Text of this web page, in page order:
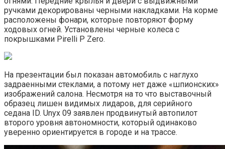
ручками декорированы черными накладками. На корме
расположены фонари, которые повторяют форму
ходовых огней. Установлены черные колеса с
покрышками Pirelli P Zero.
На презентации был показан автомобиль с наглухо
задраенными стеклами, а потому нет даже «шпионских»
изображений салона. Несмотря на то что выставочный
образец лишен видимых лидаров, для серийного
седана ID. Unyx 09 заявлен продвинутый автопилот
второго уровня автономности, который одинаково
уверенно ориентируется в городе и на трассе.